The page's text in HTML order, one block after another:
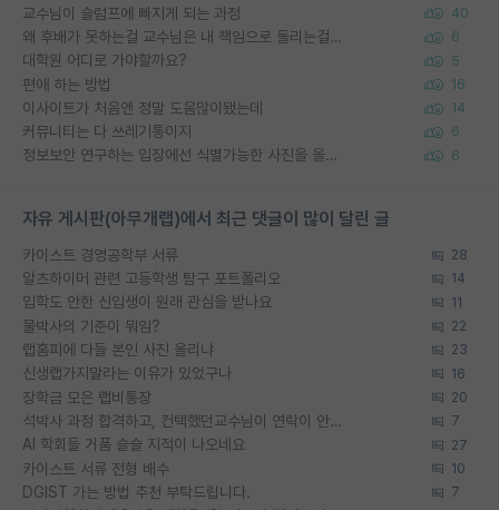
교수님이 슬럼프에 빠지게 되는 과정 40
왜 후배가 못하는걸 교수님은 내 책임으로 돌리는걸까요? 6
대학원 어디로 가야할까요? 5
편애 하는 방법 16
이사이트가 처음엔 정말 도움많이됐는데 14
커뮤니티는 다 쓰레기통이지 6
정보보안 연구하는 입장에선 식별가능한 사진을 올리는건 비추이긴함 6
자유 게시판(아무개랩)에서 최근 댓글이 많이 달린 글
카이스트 경영공학부 서류 28
알츠하이머 관련 고등학생 탐구 포트폴리오 14
입학도 안한 신입생이 원래 관심을 받나요 11
물박사의 기준이 뭐임? 22
랩홈피에 다들 본인 사진 올리냐 23
신생랩가지말라는 이유가 있었구나 16
장학금 모은 랩비통장 20
석박사 과정 합격하고, 컨택했던교수님이 연락이 안됩니다... 7
AI 학회들 거품 슬슬 지적이 나오네요 27
카이스트 서류 전형 배수 10
DGIST 가는 방법 추천 부탁드립니다. 7